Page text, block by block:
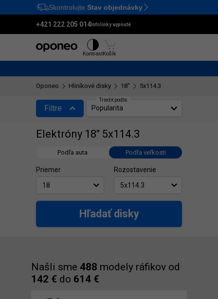
Ctrl M
Skontrolujte Stav objednávky
+421 222 205 014 Infolinky vypnuté
KontrastKošík
Oponeo Hliníkové disky 18" 5x114.3
Filtre
Elektróny 18" 5x114.3
Podľa auta Podľa veľkosti
Priemer Rozostavenie
Hľadať disky
Našli sme 488 modely ráfikov od
142 € do 614 €
Triediť podľa:
Popularita